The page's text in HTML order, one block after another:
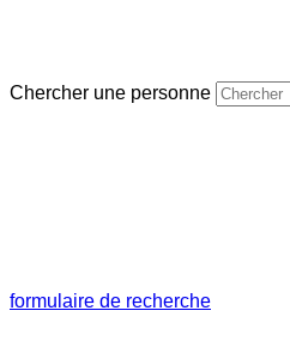
Chercher une personne
formulaire de recherche